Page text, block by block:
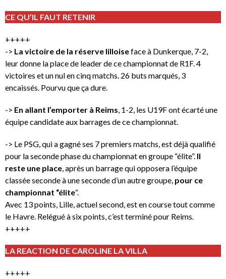
CE QU’IL FAUT RETENIR
+++++
-> La victoire de la réserve lilloiseface à Dunkerque, 7-2,
leur donne la place de leader de ce championnat de R1F. 4
victoires et un nul en cinq matchs. 26 buts marqués, 3
encaissés. Pourvu que ça dure.
-> En allant l’emporter à Reims , 1-2, les U19F ont écarté une
équipe candidate aux barrages de ce championnat.
-> Le PSG, qui a gagné ses 7 premiers matchs, est déjà qualifié
pour la seconde phase du championnat en groupe “élite”. Il
reste une place , après un barrage qui opposera l’équipe
classée seconde à une seconde d’un autre groupe, pour ce
championnat “élite“.
Avec 13 points, Lille, actuel second, est en course tout comme
le Havre. Relégué à six points, c’est terminé pour Reims.
+++++
LA REACTION DE CAROLINE LA VILLA
+++++